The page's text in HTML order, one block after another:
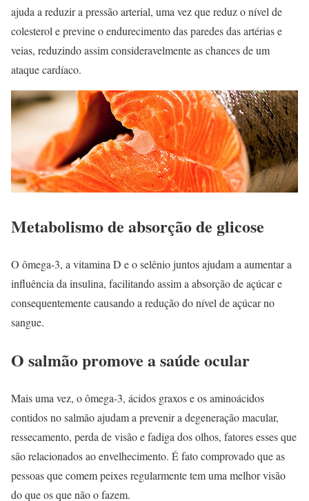
ajuda a reduzir a pressão arterial, uma vez que reduz o nível de
colesterol e previne o endurecimento das paredes das artérias e
veias, reduzindo assim consideravelmente as chances de um
ataque cardíaco.
Metabolismo de absorção de glicose
O ômega-3, a vitamina D e o selênio juntos ajudam a aumentar a
influência da insulina, facilitando assim a absorção de açúcar e
consequentemente causando a redução do nível de açúcar no
sangue.
O salmão promove a saúde ocular
Mais uma vez, o ômega-3, ácidos graxos e os aminoácidos
contidos no salmão ajudam a prevenir a degeneração macular,
ressecamento, perda de visão e fadiga dos olhos, fatores esses que
são relacionados ao envelhecimento. É fato comprovado que as
pessoas que comem peixes regularmente tem uma melhor visão
do que os que não o fazem.